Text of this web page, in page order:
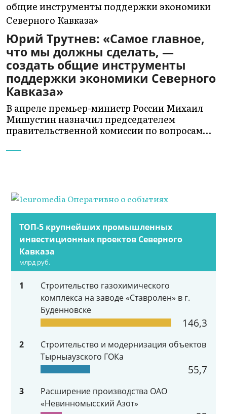
Юрий Трутнев: «Самое главное,
что мы должны сделать, —
создать общие инструменты
поддержки экономики Северного
Кавказа»
В апреле премьер-министр России Михаил
Мишустин назначил председателем
правительственной комиссии по вопросам…
ТОП-5 крупнейших промышленных
инвестиционных проектов Северного
Кавказа
млрд руб.
1
Строительство газохимического
комплекса на заводе «Ставролен» в г.
Буденновске
146,3
2
Строительство и модернизация объектов
Тырныаузского ГОКа
55,7
3
Расширение производства ОАО
«Невинномысский Азот»